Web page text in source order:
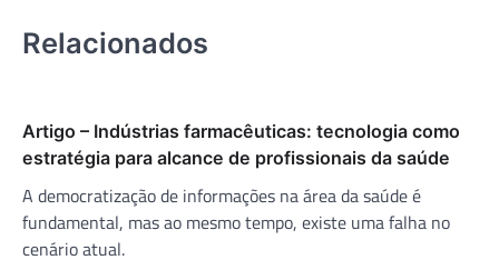
Relacionados
Artigo – Indústrias farmacêuticas: tecnologia como
estratégia para alcance de profissionais da saúde
A democratização de informações na área da saúde é
fundamental, mas ao mesmo tempo, existe uma falha no
cenário atual.